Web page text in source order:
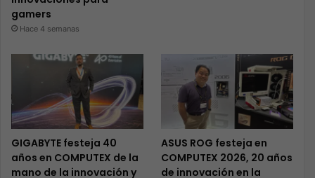
gamers
Hace 4 semanas
GIGABYTE festeja 40
años en COMPUTEX de la
mano de la innovación y
ASUS ROG festeja en
COMPUTEX 2026, 20 años
de innovación en la